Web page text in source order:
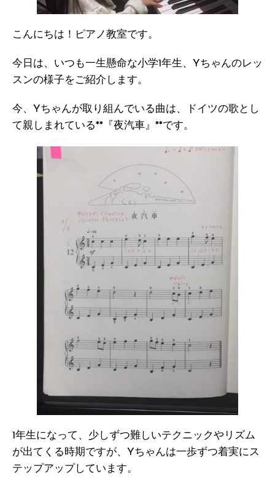
こんにちは！ピアノ教室です。
今日は、いつも一生懸命な小学1年生、Yちゃんのレッ
スンの様子をご紹介します。
今、Yちゃんが取り組んでいる曲は、ドイツの歌とし
て親しまれている**『夜汽車』**です。
1年生になって、少しずつ難しいテクニックやリズム
が出てくる時期ですが、Yちゃんは一歩ずつ着実にス
テップアップしています。